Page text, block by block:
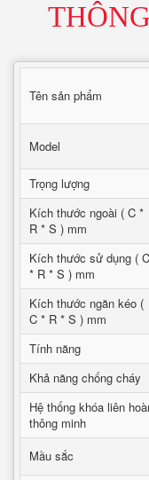
Tên sản phẩm
Model
Trọng lượng
Kích thước ngoài ( C *
R * S ) mm
Kích thước sử dụng ( C
* R * S ) mm
Kích thước ngăn kéo (
C * R * S ) mm
Tính năng
Khả năng chống cháy
Hệ thống khóa liên
thông minh
Mầu sắc